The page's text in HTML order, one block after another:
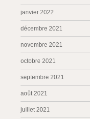
janvier 2022
décembre 2021
novembre 2021
octobre 2021
septembre 2021
août 2021
juillet 2021